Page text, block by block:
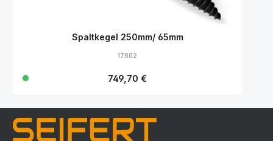
Spaltkegel 250mm/ 65mm
17802
Regulärer Preis:
749,70 €